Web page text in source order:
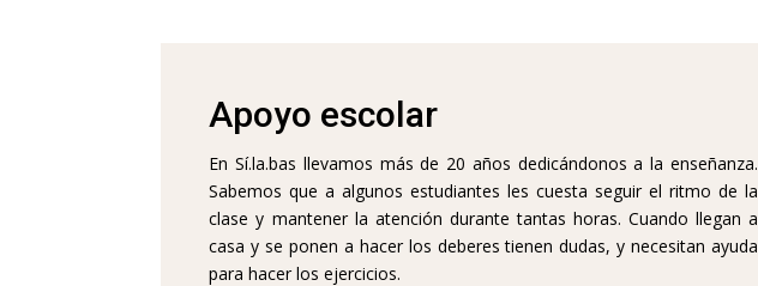
Apoyo escolar
En Sí.la.bas llevamos más de 20 años dedicándonos a la enseñanza.
Sabemos que a algunos estudiantes les cuesta seguir el ritmo de la
clase y mantener la atención durante tantas horas. Cuando llegan a
casa y se ponen a hacer los deberes tienen dudas, y necesitan ayuda
para hacer los ejercicios.